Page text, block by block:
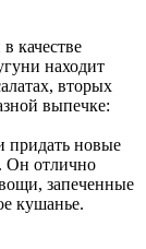
качестве
находит
вторых
выпечке:
придать новые
Он отлично
запеченные
кушанье.